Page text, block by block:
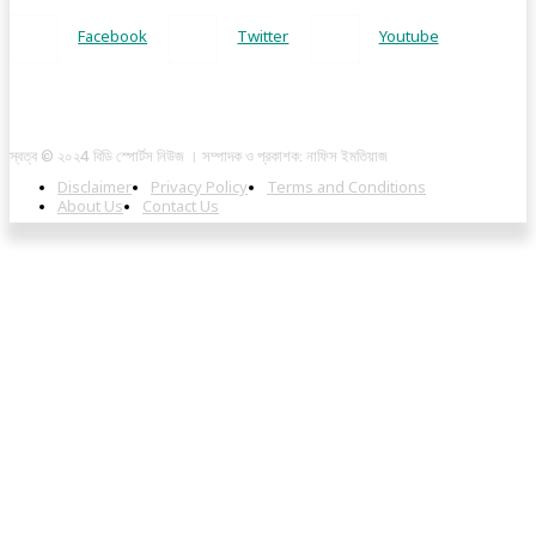
Facebook Twitter Youtube
স্বত্ব © ২০২4 বিডি স্পোর্টস নিউজ । সম্পাদক ও প্রকাশক: নাফিস ইমতিয়াজ
Disclaimer Privacy Policy
Terms and Conditions
About Us
Contact Us